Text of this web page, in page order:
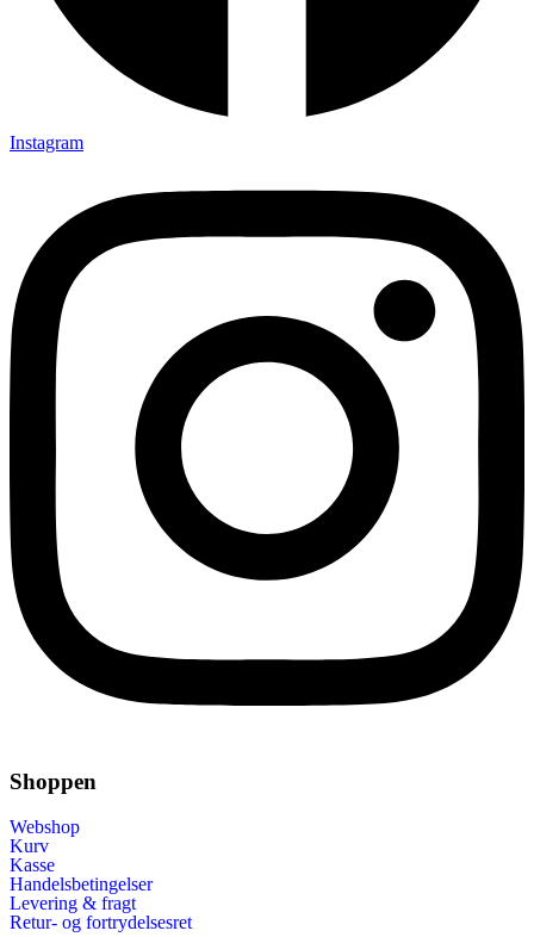
Instagram
Shoppen
Webshop
Kurv
Kasse
Handelsbetingelser
Levering & fragt
Retur- og fortrydelsesret